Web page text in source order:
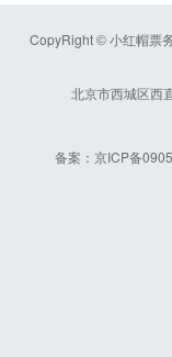
CopyRight© 小红帽票
北京市西城区西
备案： 京ICP备